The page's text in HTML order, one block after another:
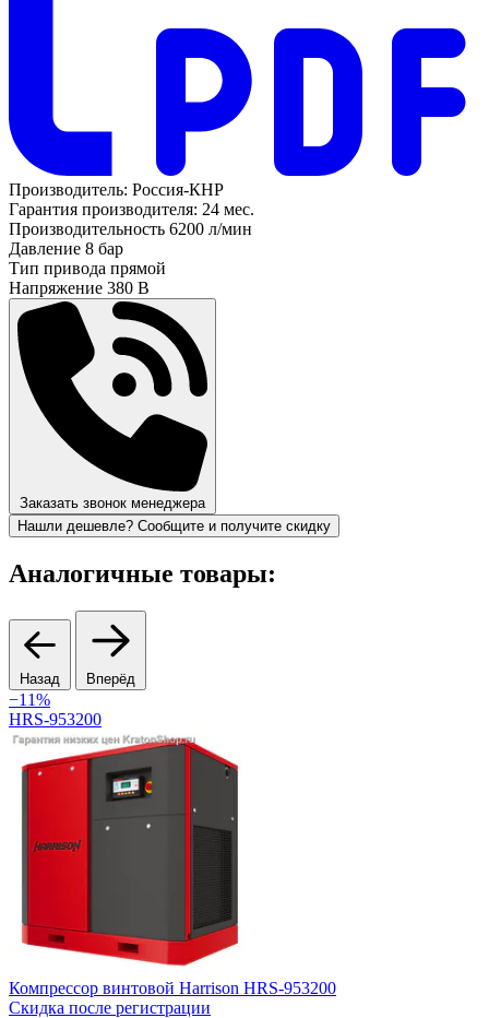
Производитель: Россия-КНР
Гарантия производителя: 24 мес.
Производительность 6200 л/мин
Давление 8 бар
Тип привода прямой
Напряжение 380 В
Заказать звонок менеджера
Нашли дешевле? Сообщите и получите скидку
Аналогичные товары:
Назад Вперёд
−11%
HRS-953200
Компрессор винтовой Harrison HRS-953200
Скидка после регистрации